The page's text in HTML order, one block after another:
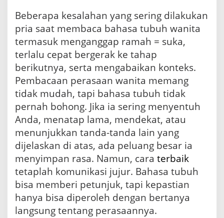
Beberapa kesalahan yang sering dilakukan
pria saat membaca bahasa tubuh wanita
termasuk menganggap ramah = suka,
terlalu cepat bergerak ke tahap
berikutnya, serta mengabaikan konteks.
Pembacaan perasaan wanita memang
tidak mudah, tapi bahasa tubuh tidak
pernah bohong. Jika ia sering menyentuh
Anda, menatap lama, mendekat, atau
menunjukkan tanda-tanda lain yang
dijelaskan di atas, ada peluang besar ia
menyimpan rasa. Namun, cara terbaik
tetaplah komunikasi jujur. Bahasa tubuh
bisa memberi petunjuk, tapi kepastian
hanya bisa diperoleh dengan bertanya
langsung tentang perasaannya.